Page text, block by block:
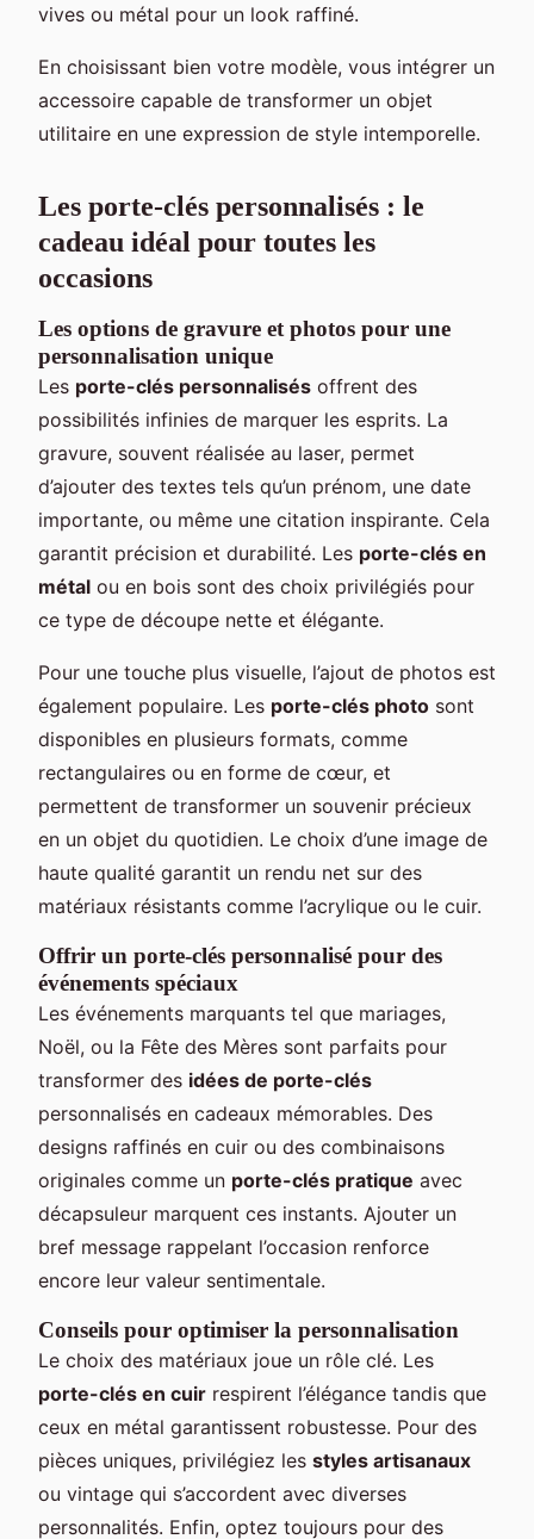
vives ou métal pour un look raffiné.
En choisissant bien votre modèle, vous intégrer un
accessoire capable de transformer un objet
utilitaire en une expression de style intemporelle.
Les porte-clés personnalisés : le
cadeau idéal pour toutes les
occasions
Les options de gravure et photos pour une
personnalisation unique
Les porte-clés personnalisés offrent des
possibilités infinies de marquer les esprits. La
gravure, souvent réalisée au laser, permet
d’ajouter des textes tels qu’un prénom, une date
importante, ou même une citation inspirante. Cela
garantit précision et durabilité. Les porte-clés en
métal ou en bois sont des choix privilégiés pour
ce type de découpe nette et élégante.
Pour une touche plus visuelle, l’ajout de photos est
également populaire. Les porte-clés photo sont
disponibles en plusieurs formats, comme
rectangulaires ou en forme de cœur, et
permettent de transformer un souvenir précieux
en un objet du quotidien. Le choix d’une image de
haute qualité garantit un rendu net sur des
matériaux résistants comme l’acrylique ou le cuir.
Offrir un porte-clés personnalisé pour des
événements spéciaux
Les événements marquants tel que mariages,
Noël, ou la Fête des Mères sont parfaits pour
transformer des idées de porte-clés
personnalisés en cadeaux mémorables. Des
designs raffinés en cuir ou des combinaisons
originales comme un porte-clés pratique avec
décapsuleur marquent ces instants. Ajouter un
bref message rappelant l’occasion renforce
encore leur valeur sentimentale.
Conseils pour optimiser la personnalisation
Le choix des matériaux joue un rôle clé. Les
porte-clés en cuir respirent l’élégance tandis que
ceux en métal garantissent robustesse. Pour des
pièces uniques, privilégiez les styles artisanaux
ou vintage qui s’accordent avec diverses
personnalités. Enfin, optez toujours pour des